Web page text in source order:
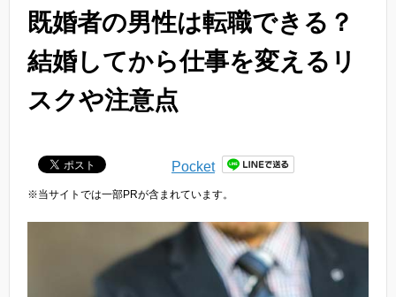
既婚者の男性は転職できる？
結婚してから仕事を変えるリ
スクや注意点
Pocket
※当サイトでは一部PRが含まれています。